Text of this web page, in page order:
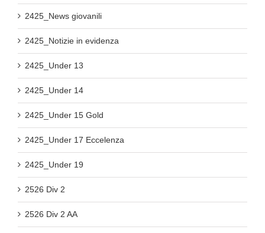
2425_News giovanili
2425_Notizie in evidenza
2425_Under 13
2425_Under 14
2425_Under 15 Gold
2425_Under 17 Eccelenza
2425_Under 19
2526 Div 2
2526 Div 2 AA